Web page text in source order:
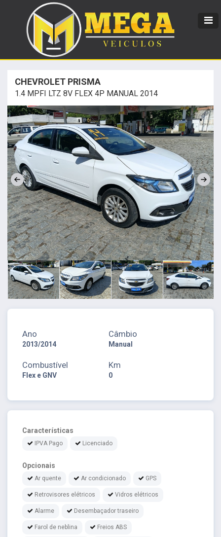
CHEVROLET PRISMA
1.4 MPFI LTZ 8V FLEX 4P MANUAL 2014
Ano
2013/2014
Câmbio
Manual
Combustível
Flex e GNV
Km
0
Características
IPVA Pago Licenciado
Opcionais
Ar quente Ar condicionado GPS
Retrovisores elétricos Vidros elétricos
Alarme Desembaçador traseiro
Farol de neblina Freios ABS